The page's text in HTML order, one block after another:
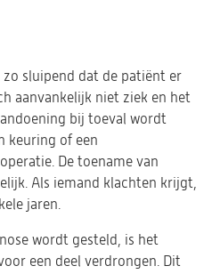
sluipend dat de patiënt er
aanvankelijk niet ziek en het
bij toeval wordt
keuring of een
De toename van
Als iemand klachten krijgt,
jaren.
wordt gesteld, is het
een deel verdrongen. Dit